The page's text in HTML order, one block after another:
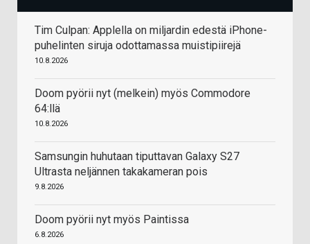
Tim Culpan: Applella on miljardin edestä iPhone-
puhelinten siruja odottamassa muistipiirejä
10.8.2026
Doom pyörii nyt (melkein) myös Commodore
64:llä
10.8.2026
Samsungin huhutaan tiputtavan Galaxy S27
Ultrasta neljännen takakameran pois
9.8.2026
Doom pyörii nyt myös Paintissa
6.8.2026